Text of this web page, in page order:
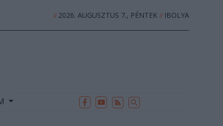
//2026. AUGUSZTUS 7., PÉNTEK //IBOLYA
ARCHÍVUM